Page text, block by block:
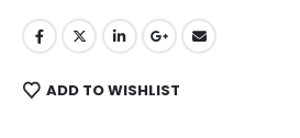
ADD TO WISHLIST